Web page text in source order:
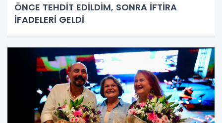
ÖNCE TEHDİT EDİLDİM, SONRA İFTİRA
İFADELERİ GELDİ